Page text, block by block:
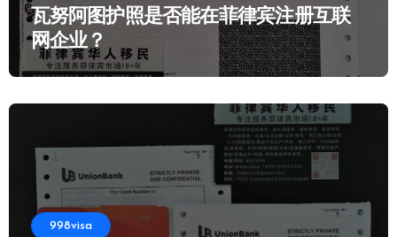
瓦努阿图护照是否能在菲律宾注册互联
网企业？
998visa